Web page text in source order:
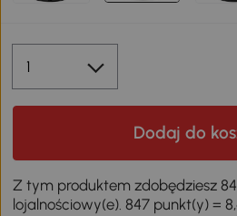
Dodaj do
Z tym produktem zdobędziesz
lojalnościowy(e). 847 punkt(y) =